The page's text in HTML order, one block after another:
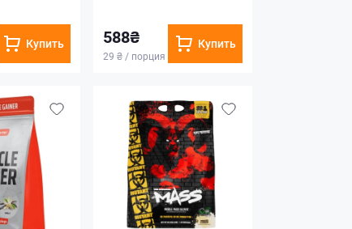
Купить 588₴
29 ₴ / порция
Купить